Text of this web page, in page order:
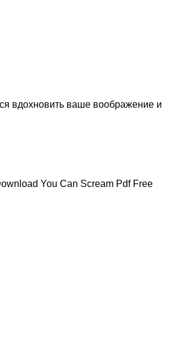
вдохновить ваше воображение и
You Can Scream Pdf Free